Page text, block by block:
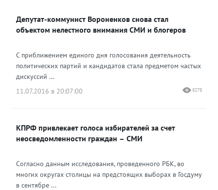
Депутат-коммунист Вороненков снова стал
объектом нелестного внимания СМИ и блогеров
С приближением единого дня голосования деятельность
политических партий и кандидатов стала предметом частых
дискуссий ...
11.07.2016 в 20:07:00
8278
КПРФ привлекает голоса избирателей за счет
неосведомленности граждан – СМИ
Согласно данным исследования, проведенного РБК, во
многих округах столицы на предстоящих выборах в Госдуму
в сентябре ...